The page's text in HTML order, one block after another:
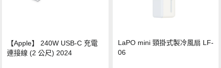
【Apple】 240W USB-C 充電
連接線 (2 公尺) 2024
LaPO mini 頸掛式製冷風扇 LF-
06